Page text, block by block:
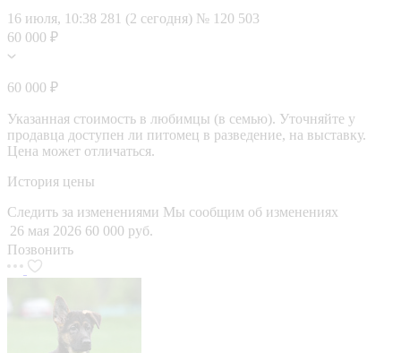
16 июля, 10:38 281 (2 сегодня) № 120 503
60 000 ₽
60 000 ₽
Указанная стоимость в любимцы (в семью). Уточняйте у
продавца доступен ли питомец в разведение, на выставку.
Цена может отличаться.
История цены
Следить за изменениями Мы сообщим об изменениях
26 мая 2026 60 000 руб.
Позвонить